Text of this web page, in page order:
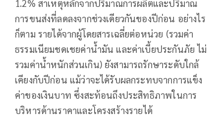
1.2% สาเหตุหลักจากปริมาณการผลิตและปริมาณ
การขนส่งที่ลดลงจากช่วงเดียวกันของปีก่อน อย่างไร
ก็ตาม รายได้จากผู้โดยสารเฉลี่ยต่อหน่วย (รวมค่า
ธรรมเนียมชดเชยค่าน้ำมัน และค่าเบี้ยประกันภัย ไม่
รวมค่าน้ำหนักส่วนเกิน) ยังสามารถรักษาระดับใกล้
เคียงกับปีก่อน แม้ว่าจะได้รับผลกระทบจากการแข็ง
ค่าของเงินบาท ซึ่งสะท้อนถึงประสิทธิภาพในการ
บริหารด้านราคาและโครงสร้างรายได้